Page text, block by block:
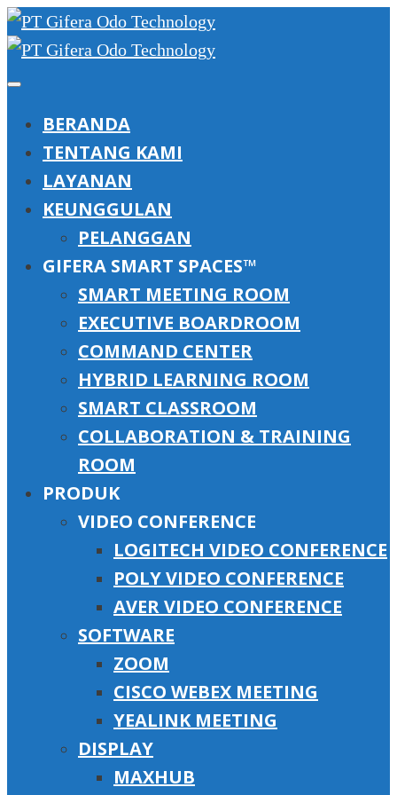
BERANDA
TENTANG KAMI
LAYANAN
KEUNGGULAN
PELANGGAN
GIFERA SMART SPACES™
SMART MEETING ROOM
EXECUTIVE BOARDROOM
COMMAND CENTER
HYBRID LEARNING ROOM
SMART CLASSROOM
COLLABORATION & TRAINING
ROOM
PRODUK
VIDEO CONFERENCE
LOGITECH VIDEO CONFERENCE
POLY VIDEO CONFERENCE
AVER VIDEO CONFERENCE
SOFTWARE
ZOOM
CISCO WEBEX MEETING
YEALINK MEETING
DISPLAY
MAXHUB